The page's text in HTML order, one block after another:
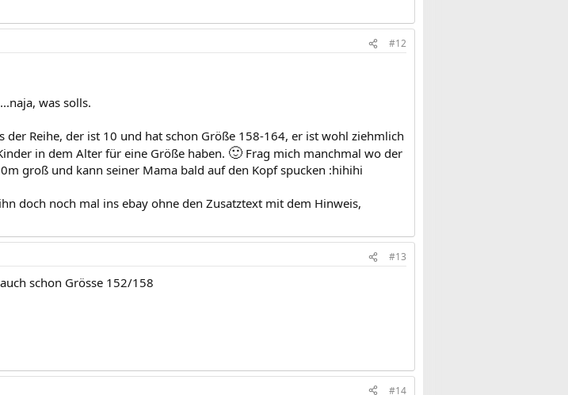
#12
was solls.
Reihe, der ist 10 und hat schon Größe 158-164, er ist wohl ziehmlich
in dem Alter für eine Größe haben. 🙂 Frag mich manchmal wo der
groß und kann seiner Mama bald auf den Kopf spucken :hihihi
doch noch mal ins ebay ohne den Zusatztext mit dem Hinweis,
#13
schon Grösse 152/158
#14